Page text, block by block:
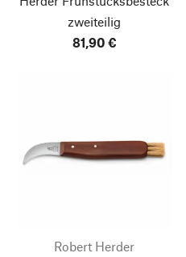
zweiteilig
81,90 €
Robert Herder